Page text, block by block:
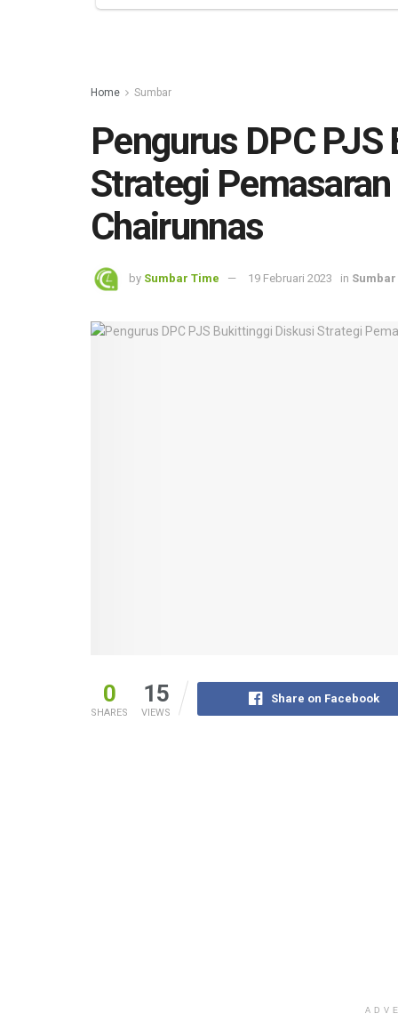
Home Sumbar
Pengurus DPC
Strategi
Chairunnas
by Sumbar Time 19 Februari 2023 in Sumbar
0
SHARES
15
VIEWS
Share on Facebook